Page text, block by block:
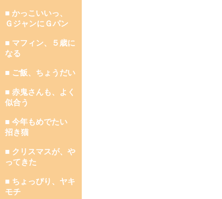
■ かっこいいっ、
ＧジャンにＧパン
■ マフィン、５歳に
なる
■ ご飯、ちょうだい
■ 赤鬼さんも、よく
似合う
■ 今年もめでたい
招き猫
■ クリスマスが、や
ってきた
■ ちょっぴり、ヤキ
モチ